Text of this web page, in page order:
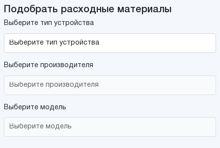
Подобрать расходные материалы
Выберите тип устройства
Выберите производителя
Выберите модель